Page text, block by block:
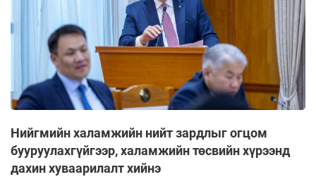
Нийгмийн халамжийн нийт зардлыг огцом
бууруулахгүйгээр, халамжийн төсвийн хүрээнд
дахин хуваарилалт хийнэ